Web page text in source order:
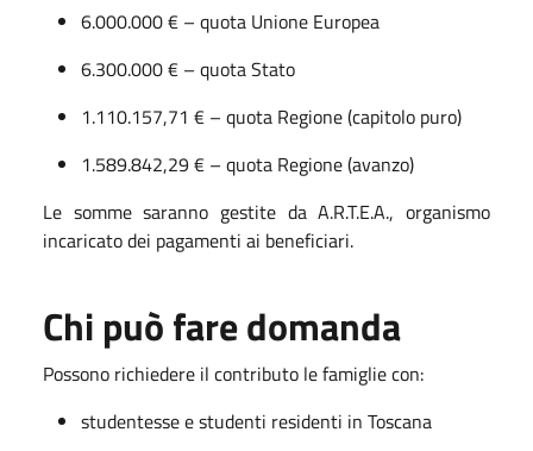
6.000.000 € – quota Unione Europea
6.300.000 € – quota Stato
1.110.157,71 € – quota Regione (capitolo puro)
1.589.842,29 € – quota Regione (avanzo)
Le somme saranno gestite da A.R.T.E.A., organismo
incaricato dei pagamenti ai beneficiari.
Chi può fare domanda
Possono richiedere il contributo le famiglie con:
studentesse e studenti residenti in Toscana